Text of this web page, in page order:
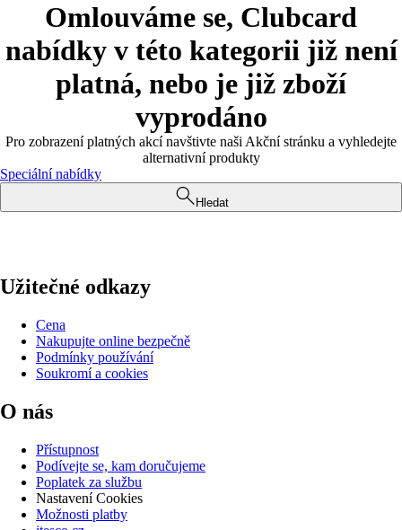
Omlouváme se, Clubcard
nabídky v této kategorii již není
platná, nebo je již zboží
vyprodáno
Pro zobrazení platných akcí navštivte naši Akční stránku a vyhledejte
alternativní produkty
Speciální nabídky
Hledat
Užitečné odkazy
Cena
Nakupujte online bezpečně
Podmínky používání
Soukromí a cookies
O nás
Přístupnost
Podívejte se, kam doručujeme
Poplatek za službu
Nastavení Cookies
Možnosti platby